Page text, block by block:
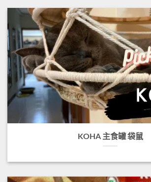
KOHA 主食罐 袋鼠